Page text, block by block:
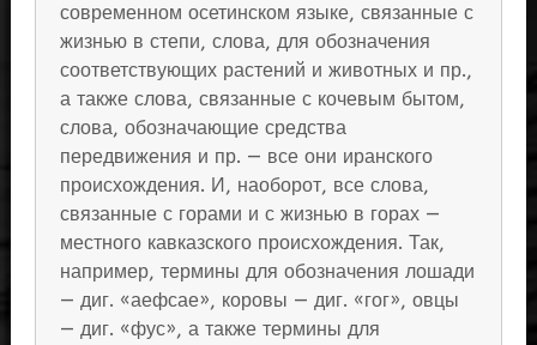
современном осетинском языке, связанные с
жизнью в степи, слова, для обозначения
соответствующих растений и животных и пр.,
а также слова, связанные с кочевым бытом,
слова, обозначающие средства
передвижения и пр. — все они иранского
происхождения. И, наоборот, все слова,
связанные с горами и с жизнью в горах —
местного кавказского происхождения. Так,
например, термины для обозначения лошади
— диг. «аефсае», коровы — диг. «гог», овцы
— диг. «фус», а также термины для